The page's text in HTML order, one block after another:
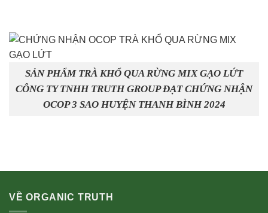
SẢN PHẨM TRÀ KHỔ QUA RỪNG MIX GẠO LỨT
CÔNG TY TNHH TRUTH GROUP ĐẠT CHỨNG NHẬN
OCOP 3 SAO HUYỆN THANH BÌNH 2024
VỀ ORGANIC TRUTH